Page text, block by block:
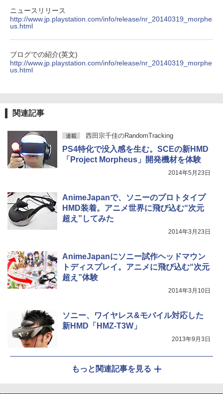
ニュースリリース
http://www.jp.playstation.com/info/release/nr_20140319_morphe
us.html
ブログでの紹介(英文)
http://www.jp.playstation.com/info/release/nr_20140319_morphe
us.html
関連記事
連載 西田宗千佳のRandomTracking
PS4特化で没入感を生む。SCEの新HMD
「Project Morpheus」開発機材を体験
2014年5月23日
AnimeJapanで、ソニーのプロトタイプ
HMD装着。アニメ世界に飛び込む“次元
超え”してみた
2014年3月23日
AnimeJapanにソニー試作ヘッドマウン
トディスプレイ。アニメに飛び込む“次元
超え”体験
2014年3月10日
ソニー、ワイヤレス&モバイル対応した
新HMD「HMZ-T3W」
2013年9月3日
もっと関連記事を見る